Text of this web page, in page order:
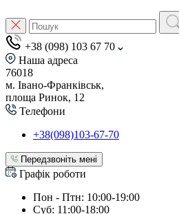
+38 (098) 103 67 70
Наша адреса
76018
м. Івано-Франківськ,
площа Ринок, 12
Телефони
+38(098)103-67-70
Передзвоніть мені
Графік роботи
Пон - Птн: 10:00-19:00
Суб: 11:00-18:00